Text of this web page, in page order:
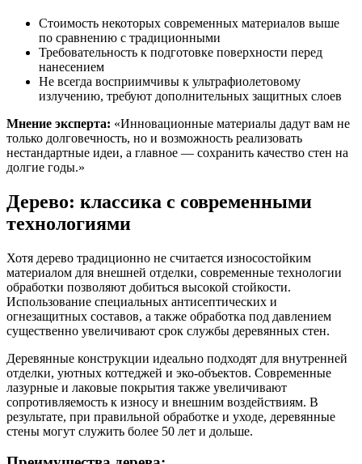
Стоимость некоторых современных материалов выше
по сравнению с традиционными
Требовательность к подготовке поверхности перед
нанесением
Не всегда восприимчивы к ультрафиолетовому
излучению, требуют дополнительных защитных слоев
Мнение эксперта: «Инновационные материалы дадут вам не
только долговечность, но и возможность реализовать
нестандартные идеи, а главное — сохранить качество стен на
долгие годы.»
Дерево: классика с современными
технологиями
Хотя дерево традиционно не считается износостойким
материалом для внешней отделки, современные технологии
обработки позволяют добиться высокой стойкости.
Использование специальных антисептических и
огнезащитных составов, а также обработка под давлением
существенно увеличивают срок службы деревянных стен.
Деревянные конструкции идеально подходят для внутренней
отделки, уютных коттеджей и эко-объектов. Современные
лазурные и лаковые покрытия также увеличивают
сопротивляемость к износу и внешним воздействиям. В
результате, при правильной обработке и уходе, деревянные
стены могут служить более 50 лет и дольше.